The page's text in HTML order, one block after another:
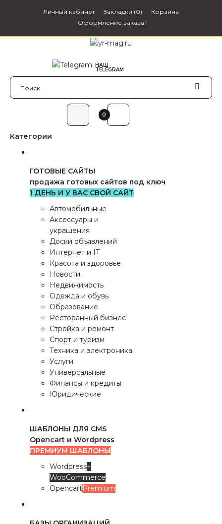
Личный кабинет Закладки (0)
Корзина
Оформление заказа
НАШ
TELEGRAM
0
Категории
ГОТОВЫЕ САЙТЫ
продажа готовых сайтов под ключ
1 ДЕНЬ И У ВАС СВОЙ САЙТ
Автомобильные
Аксессуары и
украшения
Доски объявлений
Интернет и IT
Красота и здоровье
Новости
Недвижимость
Одежда и обувь
Образование
Ресторанный бизнес
Стройка и ремонт
Спорт и туризм
Техника и электроника
Услуги
Универсальные
Финансы и кредиты
Юридические
ШАБЛОНЫ ДЛЯ CMS
Opencart и Wordpress
ПРЕМИУМ ШАБЛОНЫ
Wordpress+
WooCommerce
OpencartPremium